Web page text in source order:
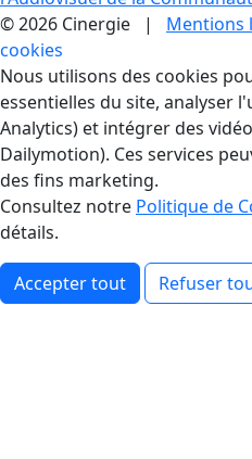
© 2026 Cinergie | Mentions
cookies
Gestion des
Nous utilisons des cookies
essentielles du site, analyser
Analytics) et intégrer des
Dailymotion). Ces services
des fins marketing.
Consultez notre Politique de
détails.
Accepter tout Refuser